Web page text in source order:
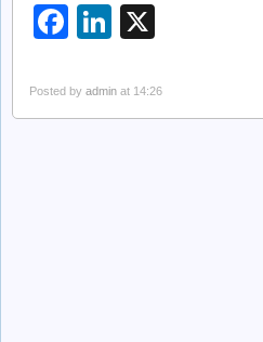
Facebook
LinkedIn
Posted by admin at 14:26